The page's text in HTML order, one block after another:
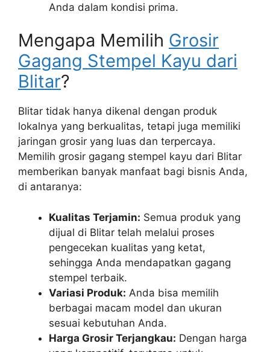
Anda dalam kondisi prima.
Mengapa Memilih Grosir
Gagang Stempel Kayu dari
Blitar?
Blitar tidak hanya dikenal dengan produk
lokalnya yang berkualitas, tetapi juga memiliki
jaringan grosir yang luas dan terpercaya.
Memilih grosir gagang stempel kayu dari Blitar
memberikan banyak manfaat bagi bisnis Anda,
di antaranya:
Kualitas Terjamin: Semua produk yang
dijual di Blitar telah melalui proses
pengecekan kualitas yang ketat,
sehingga Anda mendapatkan gagang
stempel terbaik.
Variasi Produk: Anda bisa memilih
berbagai macam model dan ukuran
sesuai kebutuhan Anda.
Harga Grosir Terjangkau: Dengan harga